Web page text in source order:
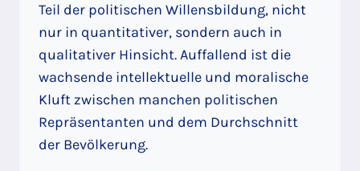
Teil der politischen Willensbildung, nicht
nur in quantitativer, sondern auch in
qualitativer Hinsicht. Auffallend ist die
wachsende intellektuelle und moralische
Kluft zwischen manchen politischen
Repräsentanten und dem Durchschnitt
der Bevölkerung.